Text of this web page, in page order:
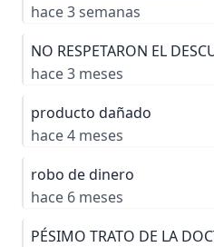
hace 3 semanas
NO RESPETARON EL
hace 3 meses
producto dañado
hace 4 meses
robo de dinero
hace 6 meses
PÉSIMO TRATO DE LA